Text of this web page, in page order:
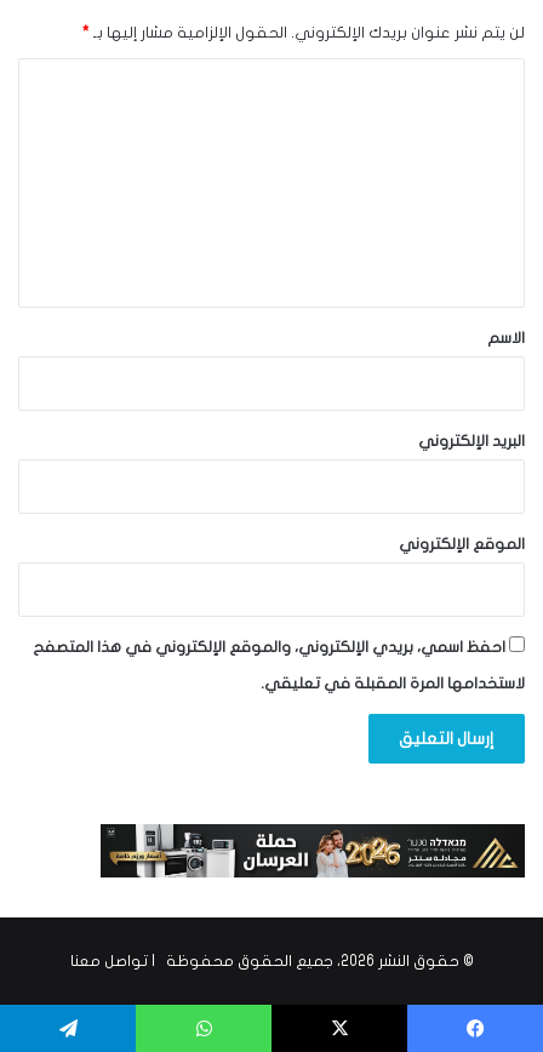
لن يتم نشر عنوان بريدك الإلكتروني. الحقول الإلزامية مشار إليها بـ *
*الاسم
البريد الإلكتروني
الموقع الإلكتروني
احفظ اسمي، بريدي الإلكتروني، والموقع الإلكتروني في هذا المتصفح
لاستخدامها المرة المقبلة في تعليقي.
© حقوق النشر 2026، جميع الحقوق محفوظة | تواصل معنا